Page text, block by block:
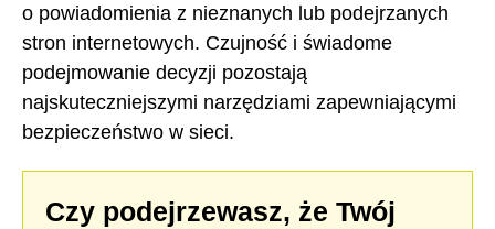
o powiadomienia z nieznanych lub podejrzanych
stron internetowych. Czujność i świadome
podejmowanie decyzji pozostają
najskuteczniejszymi narzędziami zapewniającymi
bezpieczeństwo w sieci.
Czy podejrzewasz, że Twój